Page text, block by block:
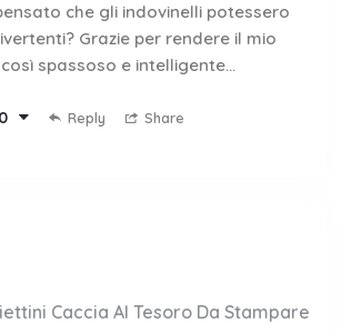
che gli indovinelli potessero
Grazie per rendere il mio
spassoso e intelligente…
0 Reply Share
Caccia Al Tesoro Da Stampare